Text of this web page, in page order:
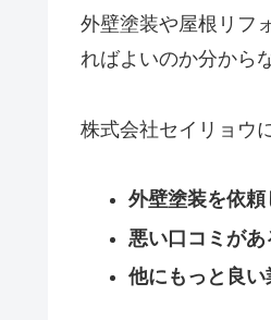
外壁塗装や屋根リフ
ればよいのか分から
株式会社セイリョウ
外壁塗装を依頼
悪い口コミが
他にもっと良い